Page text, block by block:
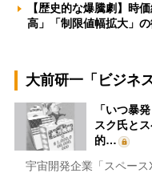
【歴史的な爆騰劇】時
高」「制限値幅拡大」
大前研一「ビジネ
「いつ暴
スク氏と
的…
宇宙開発企業「スペース